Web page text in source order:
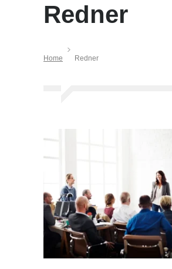
Redner
Home Redner